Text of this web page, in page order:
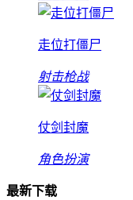
走位打僵尸
射击枪战
仗剑封魔
角色扮演
最新下载